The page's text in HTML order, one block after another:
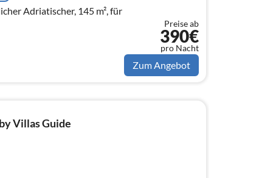
Adriatischer, 145 m², für
Preise ab
390€
pro Nacht
Zum Angebot
Villas Guide